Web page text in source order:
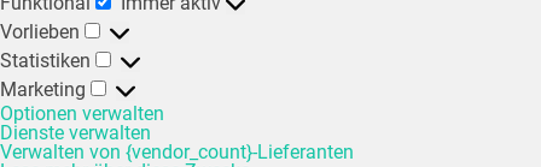
Vorlieben
Statistiken
Marketing
Optionen verwalten
Dienste verwalten
Verwalten von {vendor_count}-Lieferanten